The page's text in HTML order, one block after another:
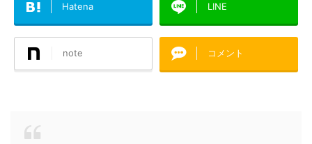
Hatena LINE
note コメント